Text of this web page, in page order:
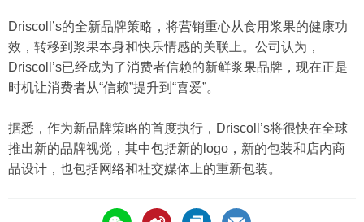
Driscoll’s的全新品牌策略，将营销重心从食用浆果的健康功
效，转移到浆果本身和快乐情感的关联上。公司认为，
Driscoll’s已经成为了消费者信赖的新鲜浆果品牌，现在正是
时机让消费者从“信赖”提升到“喜爱”。
据悉，作为新品牌策略的首度执行，Driscoll’s将很快在全球
推出新的品牌视觉，其中包括新的logo，新的包装和店内商
品设计，也包括网络和社交媒体上的重新包装。